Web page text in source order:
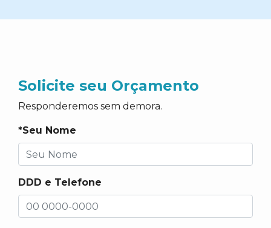
Solicite seu Orçamento
Responderemos sem demora.
*Seu Nome
DDD e Telefone